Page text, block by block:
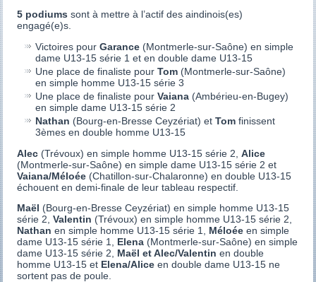
5 podiums sont à mettre à l’actif des aindinois(es)
engagé(e)s.
Victoires pourGarance (Montmerle-sur-Saône) en simple
dame U13-15 série 1 et en double dame U13-15
Une place de finaliste pourTom (Montmerle-sur-Saône)
en simple homme U13-15 série 3
Une place de finaliste pourVaiana (Ambérieu-en-Bugey)
en simple dame U13-15 série 2
Nathan (Bourg-en-Bresse Ceyzériat) etTom finissent
3èmes en double homme U13-15
Alec (Trévoux) en simple homme U13-15 série 2,Alice
(Montmerle-sur-Saône) en simple dame U13-15 série 2 et
Vaiana/Méloée (Chatillon-sur-Chalaronne) en double U13-15
échouent en demi-finale de leur tableau respectif.
Maël (Bourg-en-Bresse Ceyzériat) en simple homme U13-15
série 2,Valentin (Trévoux) en simple homme U13-15 série 2,
Nathan en simple homme U13-15 série 1, Méloée en simple
dame U13-15 série 1, Elena (Montmerle-sur-Saône) en simple
dame U13-15 série 2, Maël et Alec/Valentin en double
homme U13-15 et Elena/Alice en double dame U13-15 ne
sortent pas de poule.